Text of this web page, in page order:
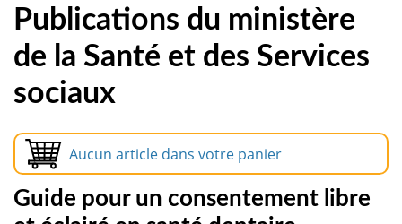
Publications du ministère
de la Santé et des Services
sociaux
Aucun article dans votre panier
Guide pour un consentement libre